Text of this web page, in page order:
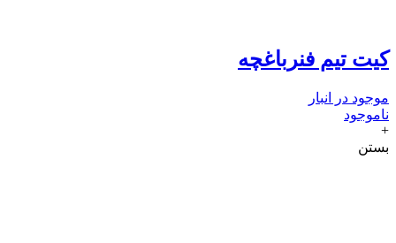
کیت تیم فنرباغچه
موجود در انبار
ناموجود
+
بستن